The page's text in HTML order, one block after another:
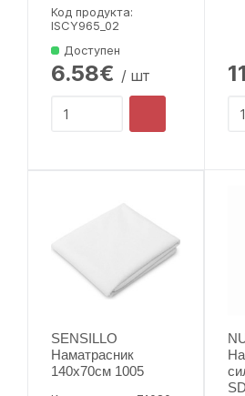
Код продукта:
lSCY965_02
Доступен
6.58€ / шт
SENSILLO
Наматрасник
140x70см 1005